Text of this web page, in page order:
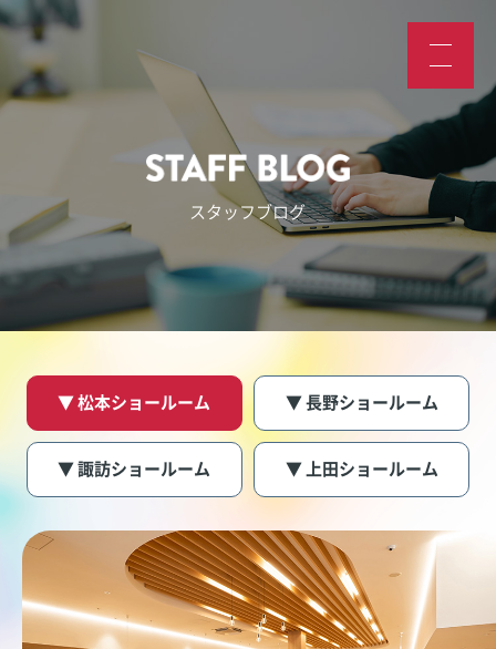
スタッフブログ
▼ 松本ショールーム ▼ 長野ショールーム
▼ 諏訪ショールーム ▼ 上田ショールーム